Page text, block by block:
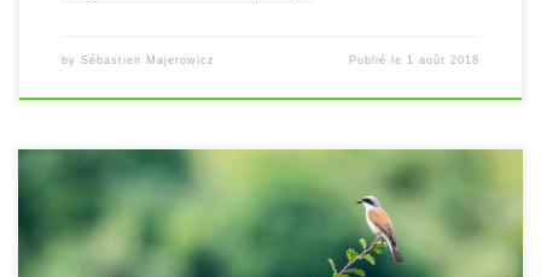
by Sébastien Majerowicz Publié le 1 août 2018